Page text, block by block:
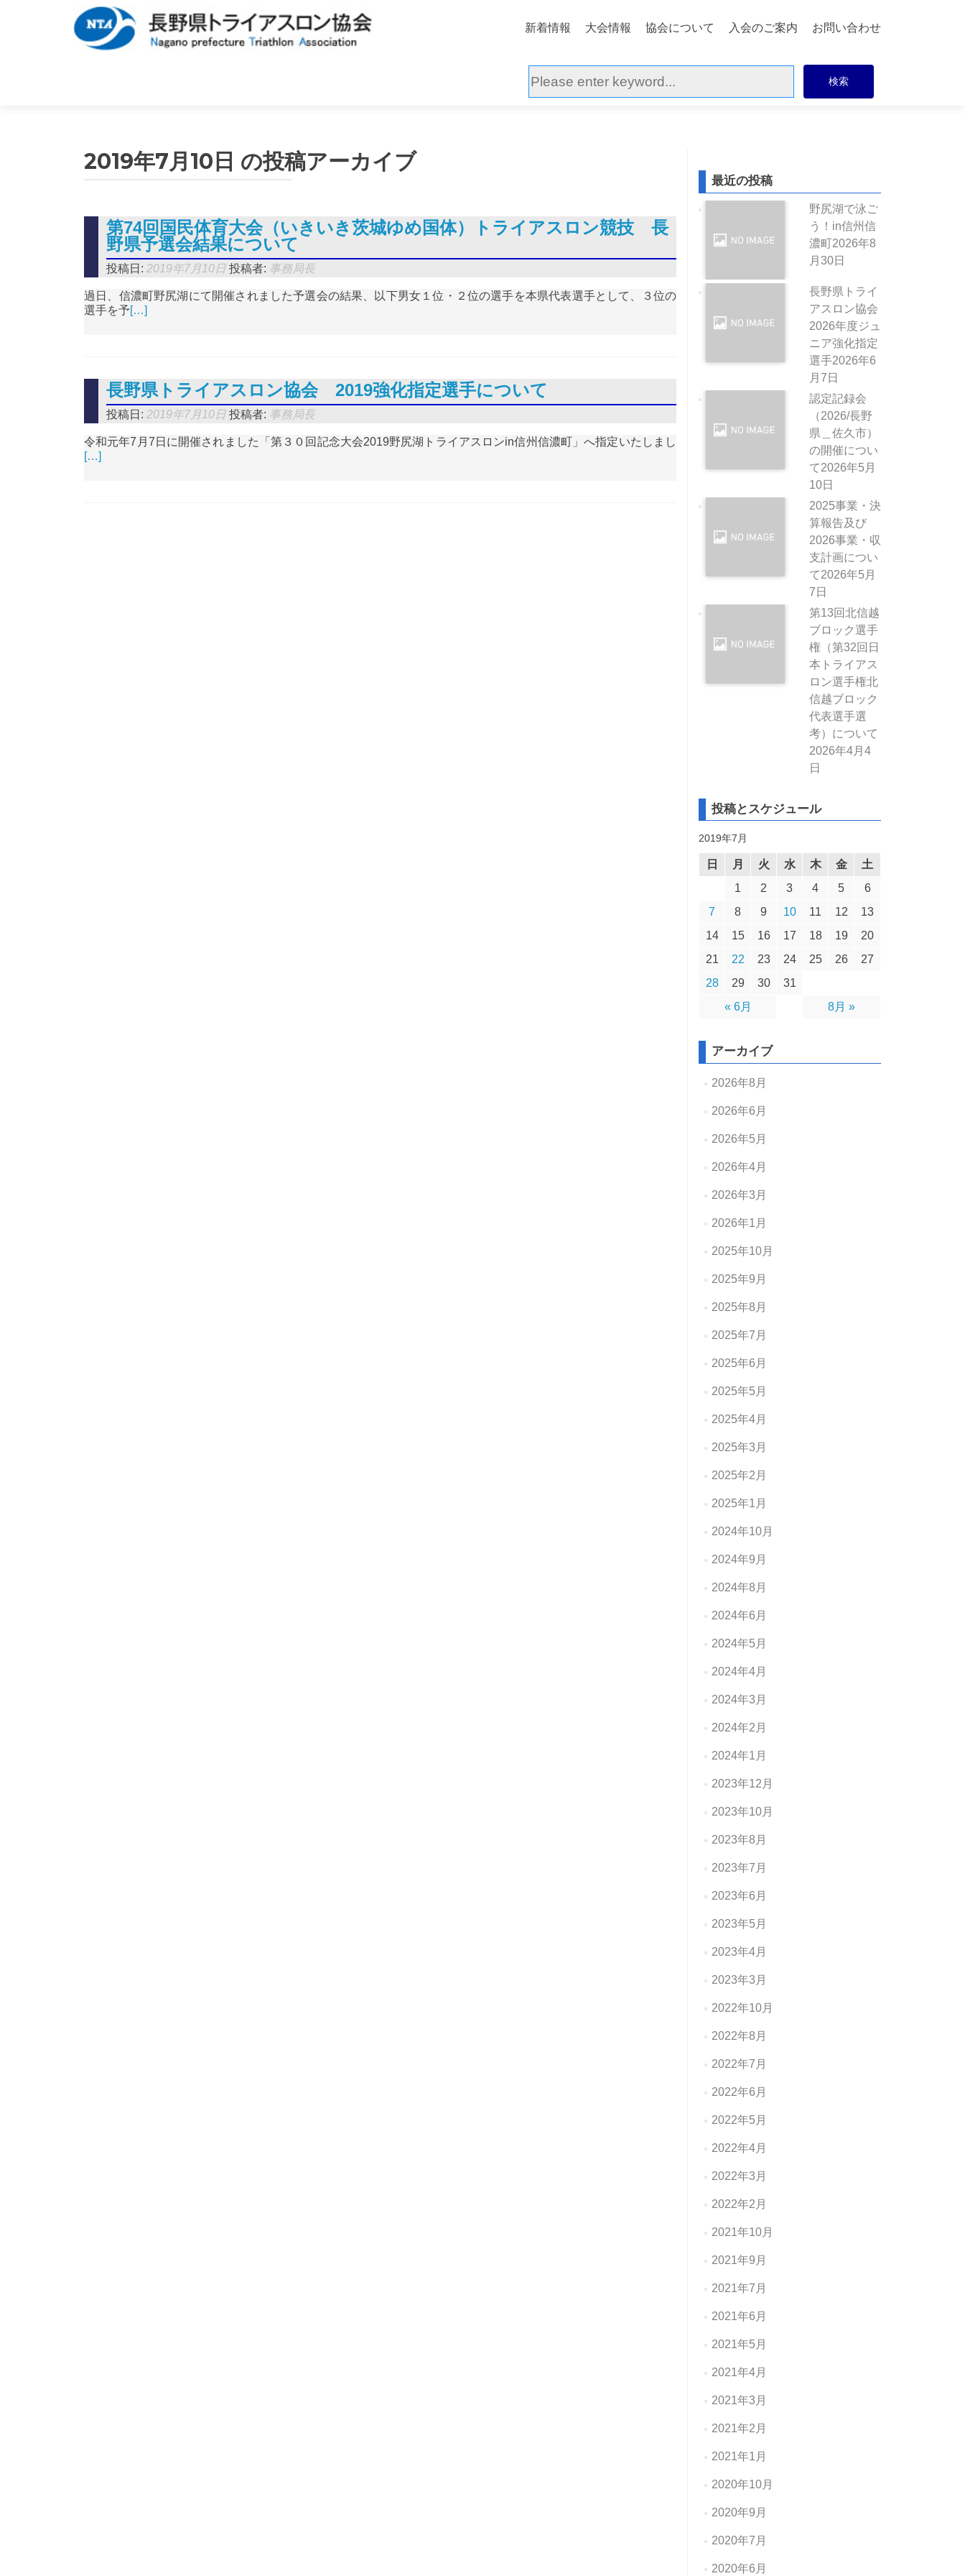
新着情報 大会情報 協会について 入会のご案内 お問い合わせ
2019年7月10日 の投稿アーカイブ
第74回国民体育大会（いきいき茨城ゆめ国体）トライアスロン競技 長
野県予選会結果について
投稿日:2019年7月10日 投稿者: 事務局長
過日、信濃町野尻湖にて開催されました予選会の結果、以下男女１位・２位の選手を本県代表選手として、３位の
選手を予[…]
長野県トライアスロン協会 2019強化指定選手について
投稿日:2019年7月10日 投稿者: 事務局長
令和元年7月7日に開催されました「第３０回記念大会2019野尻湖トライアスロンin信州信濃町」へ指定いたしまし
[…]
最近の投稿
野尻湖で泳ご
う！in信州信
濃町2026年8
月30日
長野県トライ
アスロン協会
2026年度ジュ
ニア強化指定
選手2026年6
月7日
認定記録会
（2026/長野
県＿佐久市）
の開催につい
て2026年5月
10日
2025事業・決
算報告及び
2026事業・収
支計画につい
て2026年5月
7日
第13回北信越
ブロック選手
権（第32回日
本トライアス
ロン選手権北
信越ブロック
代表選手選
考）について
2026年4月4
日
投稿とスケジュール
2019年7月
日 月 火 水 木 金 土
« 6月 8月 »
1 2 3 4 5
6
7
8 9 10 11 12
13
14
15 16 17 18 19
20
21
22 23 24 25 26
27
28
29 30 31
アーカイブ
2026年8月
2026年6月
2026年5月
2026年4月
2026年3月
2026年1月
2025年10月
2025年9月
2025年8月
2025年7月
2025年6月
2025年5月
2025年4月
2025年3月
2025年2月
2025年1月
2024年10月
2024年9月
2024年8月
2024年6月
2024年5月
2024年4月
2024年3月
2024年2月
2024年1月
2023年12月
2023年10月
2023年8月
2023年7月
2023年6月
2023年5月
2023年4月
2023年3月
2022年10月
2022年8月
2022年7月
2022年6月
2022年5月
2022年4月
2022年3月
2022年2月
2021年10月
2021年9月
2021年7月
2021年6月
2021年5月
2021年4月
2021年3月
2021年2月
2021年1月
2020年10月
2020年9月
2020年7月
2020年6月